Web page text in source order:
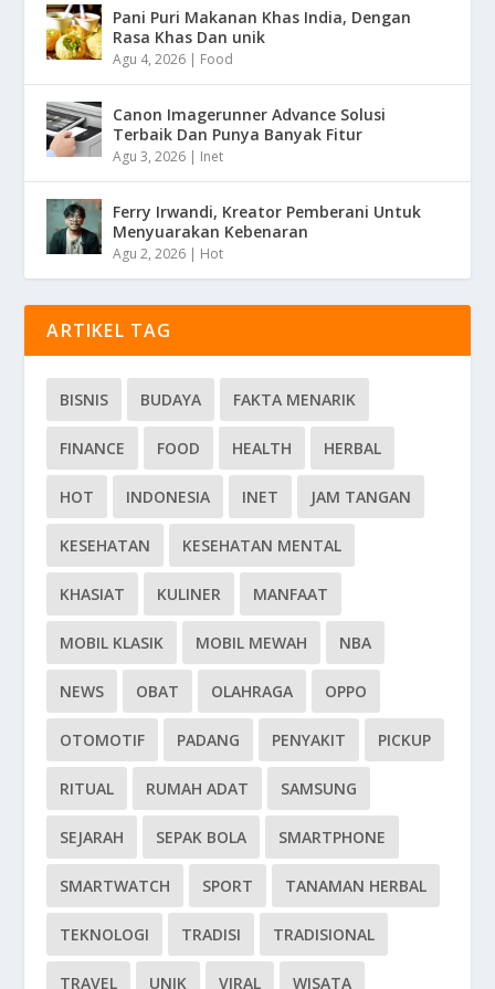
Pani Puri Makanan Khas India, Dengan
Rasa Khas Dan unik
Agu 4, 2026 | Food
Canon Imagerunner Advance Solusi
Terbaik Dan Punya Banyak Fitur
Agu 3, 2026 | Inet
Ferry Irwandi, Kreator Pemberani Untuk
Menyuarakan Kebenaran
Agu 2, 2026 | Hot
ARTIKEL TAG
BISNIS BUDAYA FAKTA MENARIK
FINANCE FOOD HEALTH HERBAL
HOT INDONESIA INET JAM TANGAN
KESEHATAN KESEHATAN MENTAL
KHASIAT KULINER MANFAAT
MOBIL KLASIK MOBIL MEWAH NBA
NEWS OBAT OLAHRAGA OPPO
OTOMOTIF PADANG PENYAKIT PICKUP
RITUAL RUMAH ADAT SAMSUNG
SEJARAH SEPAK BOLA SMARTPHONE
SMARTWATCH SPORT TANAMAN HERBAL
TEKNOLOGI TRADISI TRADISIONAL
TRAVEL UNIK VIRAL WISATA